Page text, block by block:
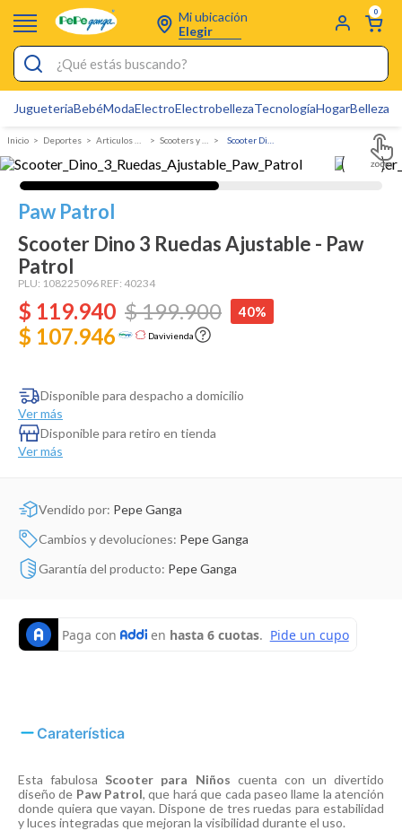
Mi ubicación
Elegir
0
¿Qué estás buscando?
JugueteriaBebéModaElectroElectrobellezaTecnologíaHogarBelleza
Deportes Articulos deportivos Scooters y patinetas
Paw Patrol
Scooter Dino 3 Ruedas Ajustable - Paw
Patrol
PLU: 108225096 REF: 40234
$ 119.940 $199.900 40%
$ 107.946 Davivienda
Disponible para despacho a domicilio
Ver más
Disponible para retiro en tienda
Ver más
Vendido por: Pepe Ganga
Cambios y devoluciones: Pepe Ganga
Garantía del producto: Pepe Ganga
Caraterística
Esta fabulosa Scooter para Niños cuenta con un divertido
diseño de Paw Patrol, que hará que cada paseo llame la atención
donde quiera que vayan. Dispone de tres ruedas para estabilidad
y luces integradas que mejoran la visibilidad durante el uso.
Pijamas
Electro
Figuras Toy Story
Carters
Silla Mecedora Bebé
Bebes
Cuna Colecho
Dinosaurio Juguete